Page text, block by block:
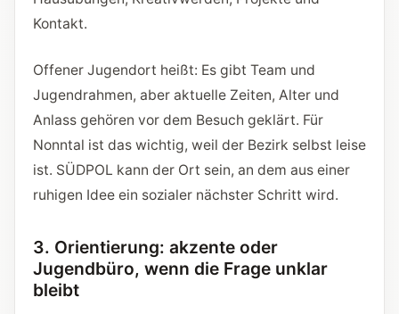
Kontakt.
Offener Jugendort heißt: Es gibt Team und
Jugendrahmen, aber aktuelle Zeiten, Alter und
Anlass gehören vor dem Besuch geklärt. Für
Nonntal ist das wichtig, weil der Bezirk selbst leise
ist. SÜDPOL kann der Ort sein, an dem aus einer
ruhigen Idee ein sozialer nächster Schritt wird.
3. Orientierung: akzente oder
Jugendbüro, wenn die Frage unklar
bleibt